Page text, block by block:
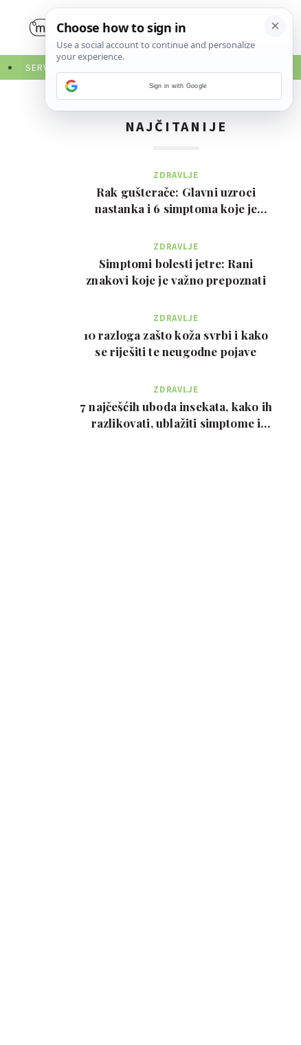
SERVISNE INFORMACIJE
NAJČITANIJE
ZDRAVLJE
Rak gušterače: Glavni uzroci
nastanka i 6 simptoma koje je
ZDRAVLJE
Simptomi bolesti jetre: Rani
znakovi koje je važno prepoznati
ZDRAVLJE
10 razloga zašto koža svrbi i kako
se riješiti te neugodne pojave
ZDRAVLJE
7 najčešćih uboda insekata, kako ih
razlikovati, ublažiti simptome i
Sign in with Google